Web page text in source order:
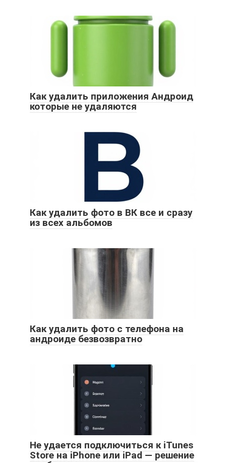
Как удалить приложения Андроид
которые не удаляются
Как удалить фото в ВК все и сразу
из всех альбомов
Как удалить фото с телефона на
андроиде безвозвратно
Не удается подключиться к iTunes
Store на iPhone или iPad — решение